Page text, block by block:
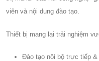
viên và nội dung đào tạo.
Thiết bị mang lại trải nghiệm
Đào tạo nội bộ trực tiếp